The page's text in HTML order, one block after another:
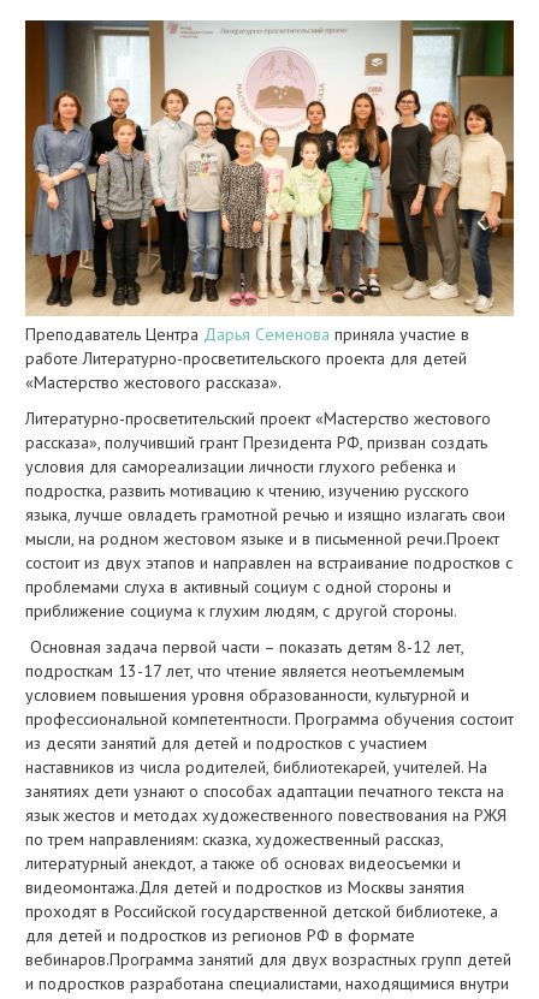
Преподаватель Центра Дарья Семенова приняла участие в
работе Литературно-просветительского проекта для детей
«Мастерство жестового рассказа».
Литературно-просветительский проект «Мастерство жестового
рассказа», получивший грант Президента РФ, призван создать
условия для самореализации личности глухого ребенка и
подростка, развить мотивацию к чтению, изучению русского
языка, лучше овладеть грамотной речью и изящно излагать свои
мысли, на родном жестовом языке и в письменной речи.Проект
состоит из двух этапов и направлен на встраивание подростков с
проблемами слуха в активный социум с одной стороны и
приближение социума к глухим людям, с другой стороны.
Основная задача первой части – показать детям 8-12 лет,
подросткам 13-17 лет, что чтение является неотъемлемым
условием повышения уровня образованности, культурной и
профессиональной компетентности. Программа обучения состоит
из десяти занятий для детей и подростков с участием
наставников из числа родителей, библиотекарей, учителей. На
занятиях дети узнают о способах адаптации печатного текста на
язык жестов и методах художественного повествования на РЖЯ
по трем направлениям: сказка, художественный рассказ,
литературный анекдот, а также об основах видеосъемки и
видеомонтажа.Для детей и подростков из Москвы занятия
проходят в Российской государственной детской библиотеке, а
для детей и подростков из регионов РФ в формате
вебинаров.Программа занятий для двух возрастных групп детей
и подростков разработана специалистами, находящимися внутри